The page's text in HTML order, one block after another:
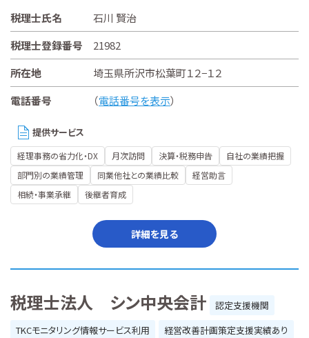
税理士氏名
石川 賢治
税理士登録番号
21982
所在地
埼玉県所沢市松葉町１２−１２
電話番号
（電話番号を表示）
提供サービス
経理事務の省力化・DX 月次訪問 決算・税務申告
自社の業績把握
部門別の業績管理
同業他社との業績比較
経営助言
相続・事業承継
後継者育成
詳細を見る
税理士法人 シン中央会計
認定支援機関
TKCモニタリング情報サービス利用
経営改善計画策定支援実績あり